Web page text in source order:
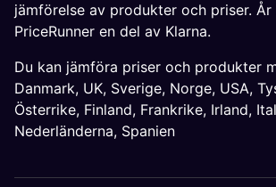
jämförelse av produkter och priser.
PriceRunner en del av Klarna.
Du kan jämföra priser och produkter
Danmark, UK, Sverige, Norge, USA,
Österrike, Finland, Frankrike, Irland,
Nederländerna, Spanien